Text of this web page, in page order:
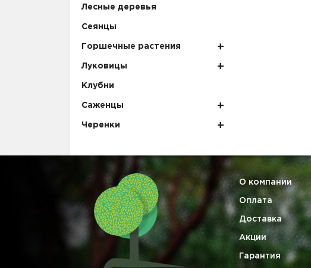
Лесные деревья
Сеянцы
Горшечные растения
Луковицы
Клубни
Саженцы
Черенки
О компании
Оплата
Доставка
Акции
Гарантия